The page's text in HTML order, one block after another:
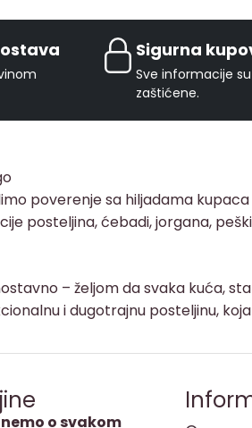
Sigurna
Sve informacije
zaštićene.
poverenje sa hiljadama
posteljina, ćebadi, jorgana,
– željom da svaka kuća,
i dugotrajnu posteljinu,
o svakom